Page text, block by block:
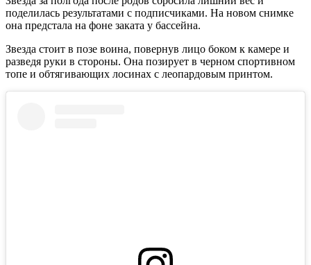
поделилась результатами с подписчиками. На новом снимке
она предстала на фоне заката у бассейна.
Звезда стоит в позе воина, повернув лицо боком к камере и
разведя руки в стороны. Она позирует в черном спортивном
топе и обтягивающих лосинах с леопардовым принтом.